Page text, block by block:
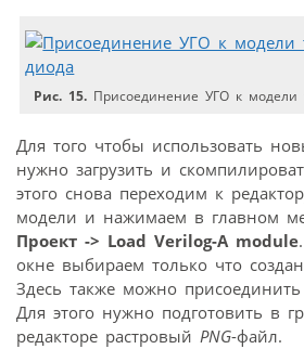
Рис. 15. Присоединение УГО к модели
Для того чтобы использовать
нужно загрузить и
этого снова переходим к
модели и нажимаем в главном
Проект -> Load Verilog-A module
окне выбираем только что
Здесь также можно
Для этого нужно подготовить в
редакторе растровый PNG-файл.